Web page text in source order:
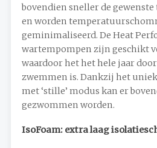
bovendien sneller de
en worden
geminimaliseerd. De Heat
wartempompen zijn geschikt
waardoor het het hele jaar
zwemmen is. Dankzij het
met ‘stille’ modus kan er
gezwommen worden.
IsoFoam: extra laag